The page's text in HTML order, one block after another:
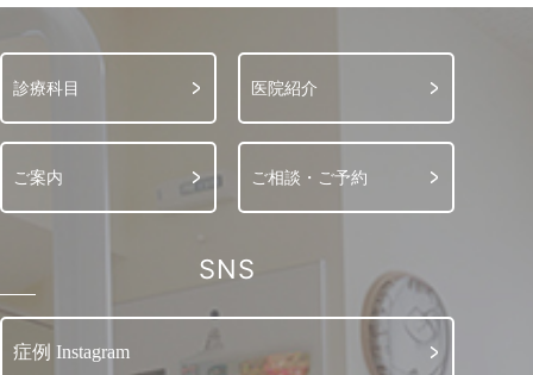
診療科目 医院紹介
ご案内 ご相談・ご予約
SNS
症例 Instagram